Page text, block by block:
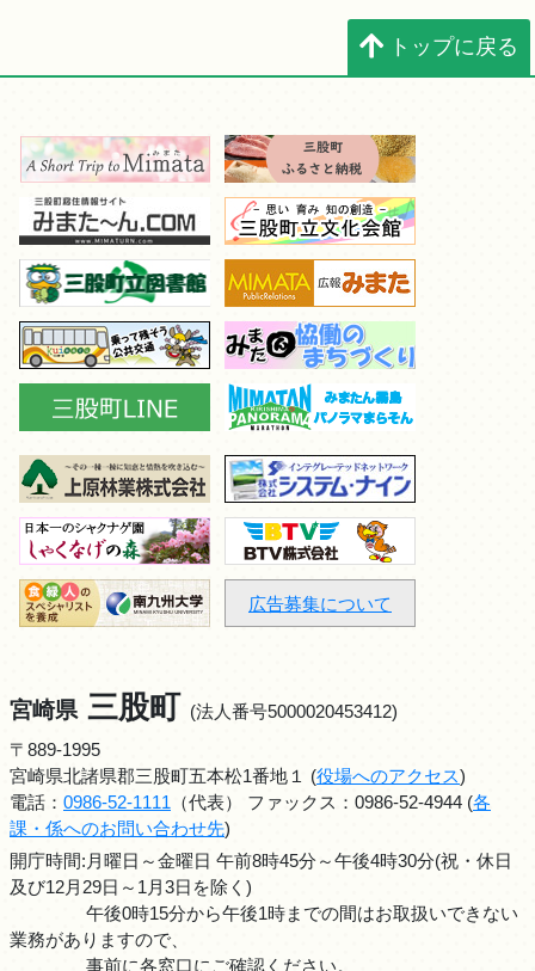
トップに戻る
広告募集について
宮崎県 三股町 (法人番号5000020453412)
〒889-1995
宮崎県北諸県郡三股町五本松1番地１ (役場へのアクセス)
電話： 0986-52-1111 （代表） ファックス：0986-52-4944 (各
課・係へのお問い合わせ先)
開庁時間:月曜日～金曜日 午前8時45分～午後4時30分(祝・休日
及び12月29日～1月3日を除く)
午後0時15分から午後1時までの間はお取扱いできない
業務がありますので、
事前に各窓口にご確認ください。